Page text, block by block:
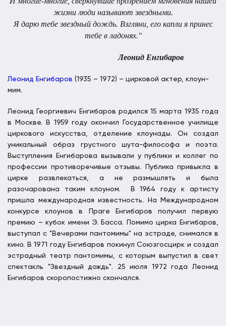
жизни люди называют звездными.
Я дарю тебе звездный дождь. Взгляни, его капли я принес
тебе в ладонях."
Леонид Енгибаров
Леонид Енгибаров (1935 – 1972) – цирковой актер, клоун-
мим.
Леонид Георгиевич Енгибаров родился 15 марта 1935 года
в Москве. В 1959 году окончил Государственное училище
циркового искусства, отделение клоунады. Он создал
уникальный образ грустного шута-философа и поэта.
Выступления Енгибарова вызывали у публики и коллег по
профессии противоречивые отзывы. Публика привыкла в
цирке развлекаться, а не размышлять и была
разочарована таким клоуном. В 1964 году к артисту
пришла международная известность. На Международном
конкурсе клоунов в Праге Енгибаров получил первую
премию – кубок имени Э. Басса. Помимо цирка Енгибаров,
выступал с "Вечерами пантомимы" на эстраде, снимался в
кино. В 1971 году Енгибаров покинул Союзгосцирк и создал
эстрадный театр пантомимы, с которым выпустил в свет
спектакль "Звездный дождь". 25 июля 1972 года Леонид
Енгибаров скоропостижно скончался.